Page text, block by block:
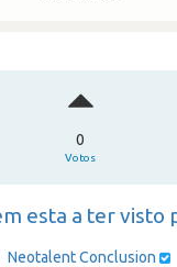
0
Votos
esta a ter visto
Neotalent Conclusion